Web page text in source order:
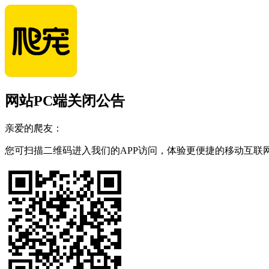
网站PC端关闭公告
亲爱的爬友：
您可扫描二维码进入我们的APP访问，体验更便捷的移动互联